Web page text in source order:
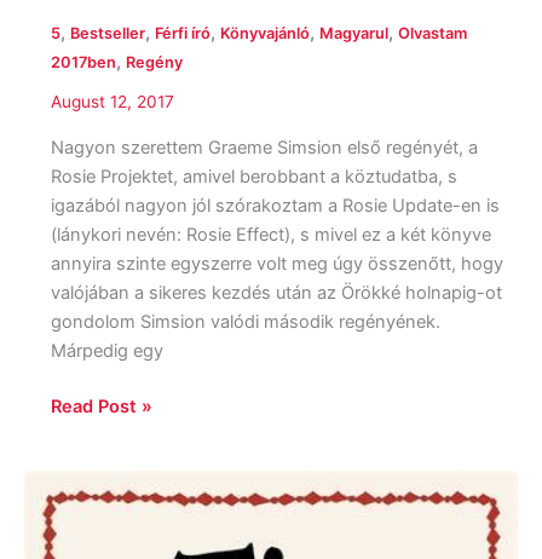
5, Bestseller, Férfi író, Könyvajánló, Magyarul, Olvastam
2017ben, Regény
August 12, 2017
Nagyon szerettem Graeme Simsion első regényét, a
Rosie Projektet, amivel berobbant a köztudatba, s
igazából nagyon jól szórakoztam a Rosie Update-en is
(lánykori nevén: Rosie Effect), s mivel ez a két könyve
annyira szinte egyszerre volt meg úgy összenőtt, hogy
valójában a sikeres kezdés után az Örökké holnapig-ot
gondolom Simsion valódi második regényének.
Márpedig egy
Read Post »
French:
A